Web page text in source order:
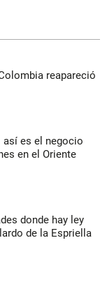
reapareció
así es el negocio
en el Oriente
donde hay ley
de la Espriella